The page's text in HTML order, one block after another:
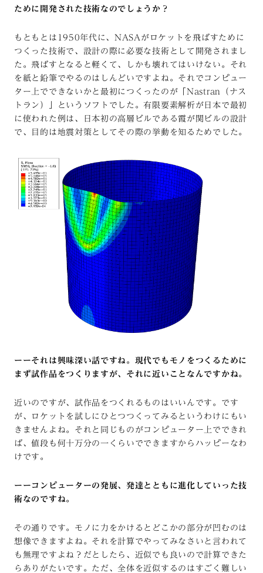
ために開発された技術なのでしょうか？
もともとは1950年代に、NASAがロケットを飛ばすために
つくった技術で、設計の際に必要な技術として開発されまし
た。飛ばすとなると軽くて、しかも壊れてはいけない。それ
を紙と鉛筆でやるのはしんどいですよね。それでコンピュー
ター上でできないかと最初につくったのが「Nastran（ナス
トラン）」というソフトでした。有限要素解析が日本で最初
に使われた例は、日本初の高層ビルである霞が関ビルの設計
で、目的は地震対策としてその際の挙動を知るためでした。
ーーそれは興味深い話ですね。現代でもモノをつくるために
まず試作品をつくりますが、それに近いことなんですかね。
近いのですが、試作品をつくれるものはいいんです。です
が、ロケットを試しにひとつつくってみるというわけにもい
きませんよね。それと同じものがコンピューター上でできれ
ば、値段も何十万分の一くらいでできますからハッピーなわ
けです。
ーーコンピューターの発展、発達とともに進化していった技
術なのですね。
その通りです。モノに力をかけるとどこかの部分が凹むのは
想像できますよね。それを計算でやってみなさいと言われて
も無理ですよね？だとしたら、近似でも良いので計算できた
らありがたいです。ただ、全体を近似するのはすごく難しい